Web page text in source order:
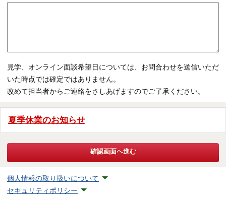
見学、オンライン面談希望日については、お問合わせを送信いただ
いた時点では確定ではありません。
改めて担当者からご連絡をさしあげますのでご了承ください。
夏季休業のお知らせ
個人情報の取り扱いについて
セキュリティポリシー